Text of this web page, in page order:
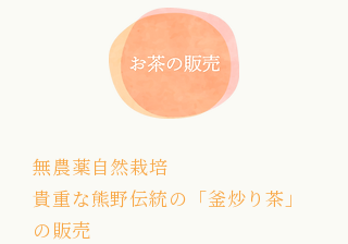
無農薬自然栽培
貴重な熊野伝統の「釜炒り茶」
の販売